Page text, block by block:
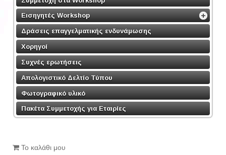
Εισηγητές Workshop
Δράσεις επαγγελματικής ενδυνάμωσης
Χορηγοί
Συχνές ερωτήσεις
Απολογιστικό Δελτίο Τύπου
Φωτογραφικό υλικό
Πακέτα Συμμετοχής για Εταιρίες
Το καλάθι μου